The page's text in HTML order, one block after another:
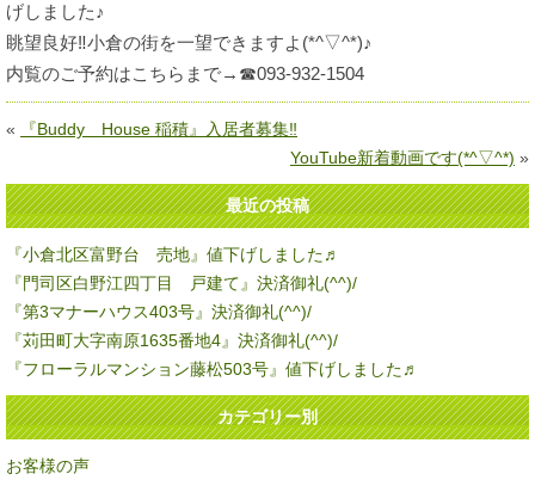
げしました♪
眺望良好‼小倉の街を一望できますよ(*^▽^*)♪
内覧のご予約はこちらまで→☎093-932-1504
«
『Buddy House 稲積』入居者募集‼
YouTube新着動画です(*^▽^*) »
最近の投稿
『小倉北区富野台 売地』値下げしました♬
『門司区白野江四丁目 戸建て』決済御礼(^^)/
『第3マナーハウス403号』決済御礼(^^)/
『苅田町大字南原1635番地4』決済御礼(^^)/
『フローラルマンション藤松503号』値下げしました♬
カテゴリー別
お客様の声